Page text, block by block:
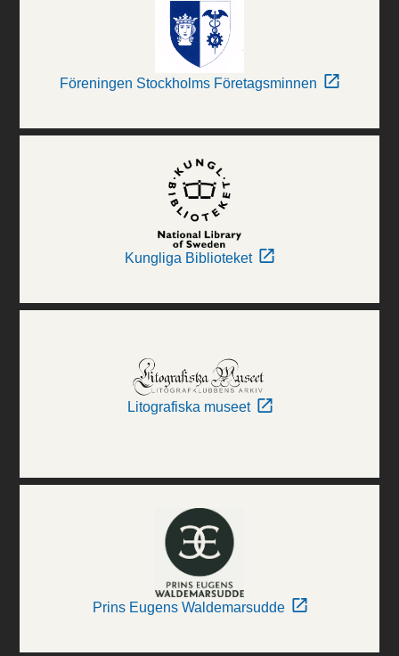
Föreningen Stockholms Företagsminnen
Kungliga Biblioteket
Litografiska museet
Prins Eugens Waldemarsudde